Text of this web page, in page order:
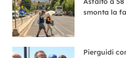
smonta la
Pierguidi